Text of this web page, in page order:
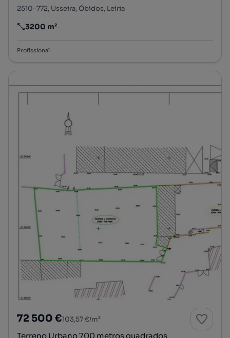
2510-772, Usseira, Óbidos, Leiria
Preço por metro quadrado
3200 m²
Profissional
72 500 €103,57 €/m²
Terreno Urbano 700 metros quadrados